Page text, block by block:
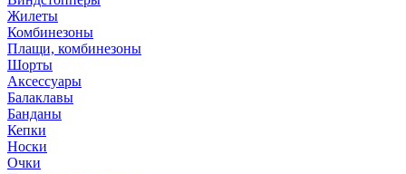
Жилеты
Комбинезоны
Плащи, комбинезоны
Шорты
Аксессуары
Балаклавы
Банданы
Кепки
Носки
Очки